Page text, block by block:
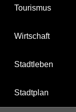
Tourismus
Wirtschaft
Stadtleben
Stadtplan